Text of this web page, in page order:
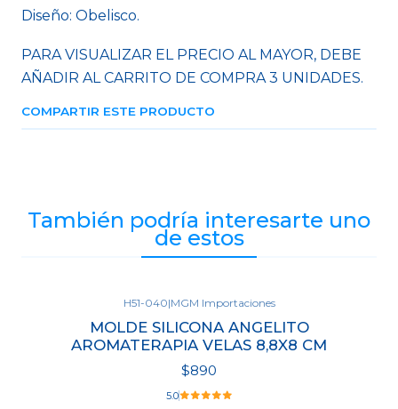
Diseño: Obelisco.
PARA VISUALIZAR EL PRECIO AL MAYOR, DEBE
AÑADIR AL CARRITO DE COMPRA 3 UNIDADES.
COMPARTIR ESTE PRODUCTO
También podría interesarte uno
de estos
H51-040|MGM Importaciones
MOLDE SILICONA ANGELITO
AROMATERAPIA VELAS 8,8X8 CM
$890
5.0